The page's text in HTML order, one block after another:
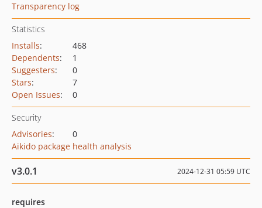
Transparency log
Statistics
Installs:
468
Dependents:
1
Suggesters:
0
Stars:
7
Open Issues: 0
Security
Advisories:
0
Aikido package health analysis
v3.0.1 2024-12-31 05:59 UTC
requires